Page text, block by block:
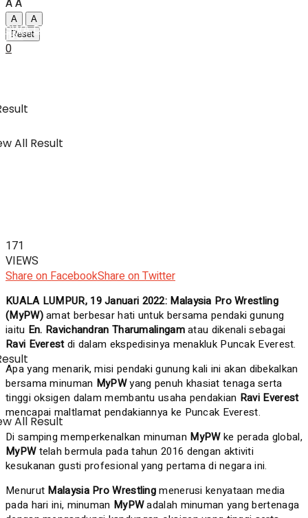
IBC
All Result
SWA Digital Malaysia
All Result
AA
A
A
Reset
0
171
VIEWS
Share on FacebookShare on Twitter
KUALA LUMPUR, 19 Januari 2022: Malaysia Pro Wrestling
(MyPW)amat berbesar hati untuk bersama pendaki gunung
iaitu En. Ravichandran Tharumalingamatau dikenali sebagai
Ravi Everestdi dalam ekspedisinya menakluk Puncak Everest.
Apa yang menarik, misi pendaki gunung kali ini akan dibekalkan
bersama minuman MyPWyang penuh khasiat tenaga serta
tinggi oksigen dalam membantu usaha pendakian Ravi Everest
mencapai maltlamat pendakiannya ke Puncak Everest.
Di samping memperkenalkan minuman MyPWke perada global,
MyPWtelah bermula pada tahun 2016 dengan aktiviti
kesukanan gusti profesional yang pertama di negara ini.
Menurut Malaysia Pro Wrestlingmenerusi kenyataan media
pada hari ini, minuman MyPWadalah minuman yang bertenaga